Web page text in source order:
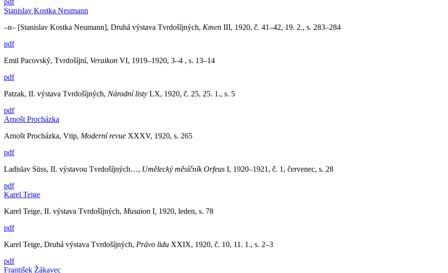
Stanislav Kostka Neumann
–n– [Stanislav Kostka Neumann], Druhá výstava Tvrdošíjných, Kmen III, 1920, č. 41–42, 19. 2., s. 283–284
pdf
Emil Pacovský, Tvrdošíjní, Veraikon VI, 1919–1920, 3–4 , s. 13–14
pdf
Patzak, II. výstava Tvrdošíjných, Národní listy LX, 1920, č. 25, 25. 1., s. 5
pdf
Arnošt Procházka
Arnošt Procházka, Vtip, Moderní revue XXXV, 1920, s. 265
pdf
Ladislav Süss, II. výstavou Tvrdošíjných…, Umělecký měsíčník Orfeus I, 1920–1921, č. 1, červenec, s. 28
pdf
Karel Teige
Karel Teige, II. výstava Tvrdošíjných, Musaion I 1920, leden, s. 78
pdf
Karel Teige, Druhá výstava Tvrdošíjných, Právo lidu XXIX, 1920, č. 10, 11. 1., s. 2–3
pdf
František Žákavec